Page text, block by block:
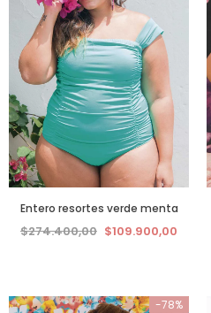
Entero resortes verde menta
$274.400,00 $109.900,00
-78%